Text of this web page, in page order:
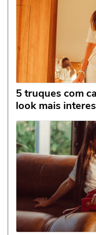
5 truques com
look mais